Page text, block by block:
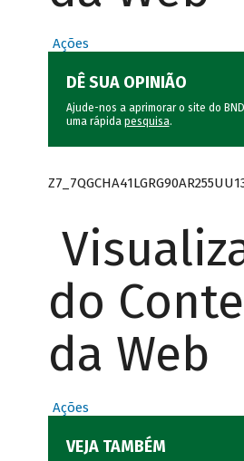
Ações
DÊ SUA OPINIÃO
Ajude-nos a aprimorar o site do
uma rápida pesquisa.
do
da Web
Ações
VEJA TAMBÉM